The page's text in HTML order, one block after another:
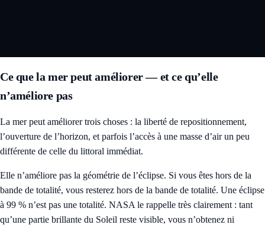
Ce que la mer peut améliorer — et ce qu’elle
n’améliore pas
La mer peut améliorer trois choses : la liberté de repositionnement,
l’ouverture de l’horizon, et parfois l’accès à une masse d’air un peu
différente de celle du littoral immédiat.
Elle n’améliore pas la géométrie de l’éclipse. Si vous êtes hors de la
bande de totalité, vous resterez hors de la bande de totalité. Une éclipse
à 99 % n’est pas une totalité. NASA le rappelle très clairement : tant
qu’une partie brillante du Soleil reste visible, vous n’obtenez ni